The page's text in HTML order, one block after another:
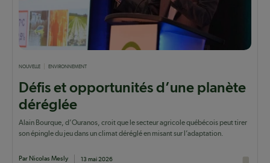
NOUVELLE ENVIRONNEMENT
Défis et opportunités d’une planète
déréglée
Alain Bourque, d’Ouranos, croit que le secteur agricole québécois peut tirer
son épingle du jeu dans un climat déréglé en misant sur l’adaptation.
Par Nicolas Mesly 13 mai 2026